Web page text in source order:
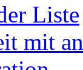
Liste
mit